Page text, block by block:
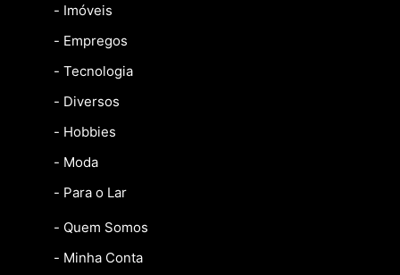
- Imóveis
- Empregos
- Tecnologia
- Diversos
- Hobbies
- Moda
- Para o Lar
- Quem Somos
- Minha Conta